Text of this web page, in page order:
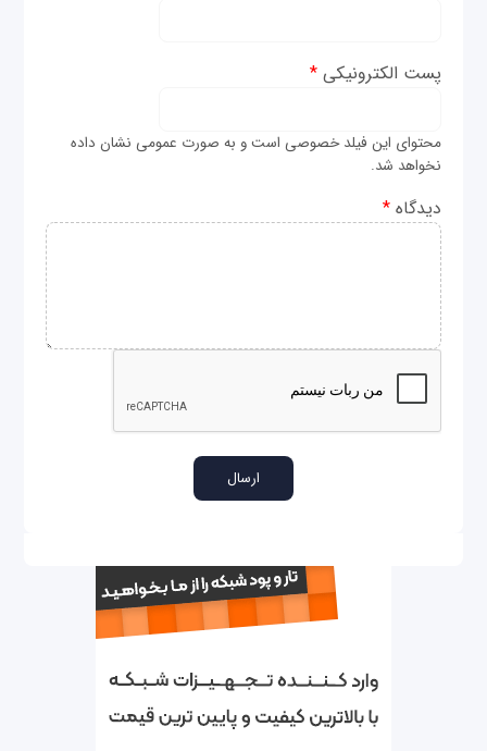
پست الکترونیکی*
محتوای این فیلد خصوصی است و به صورت عمومی نشان داده
نخواهد شد.
دیدگاه*